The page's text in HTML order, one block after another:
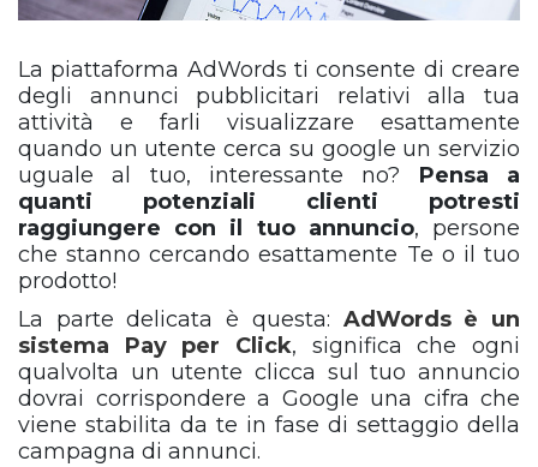
La piattaforma AdWords ti consente di creare
degli annunci pubblicitari relativi alla tua
attività e farli visualizzare esattamente
quando un utente cerca su google un servizio
uguale al tuo, interessante no? Pensa a
quanti potenziali clienti potresti
raggiungere con il tuo annuncio, persone
che stanno cercando esattamente Te o il tuo
prodotto!
La parte delicata è questa: AdWords è un
sistema Pay per Click, significa che ogni
qualvolta un utente clicca sul tuo annuncio
dovrai corrispondere a Google una cifra che
viene stabilita da te in fase di settaggio della
campagna di annunci.